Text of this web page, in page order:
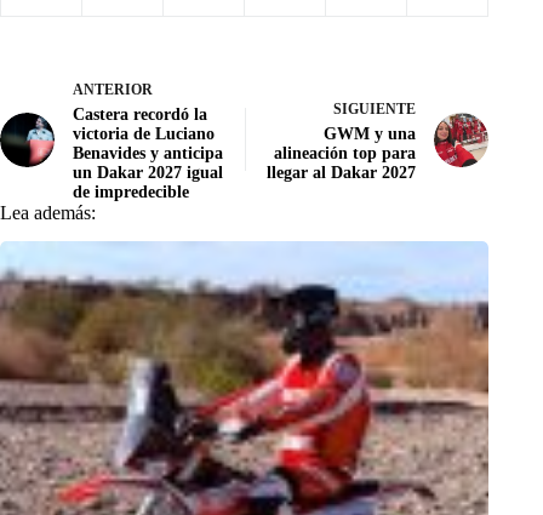
ANTERIOR
Castera recordó la
victoria de Luciano
Benavides y anticipa
un Dakar 2027 igual
de impredecible
SIGUIENTE
GWM y una
alineación top para
llegar al Dakar 2027
Lea además: